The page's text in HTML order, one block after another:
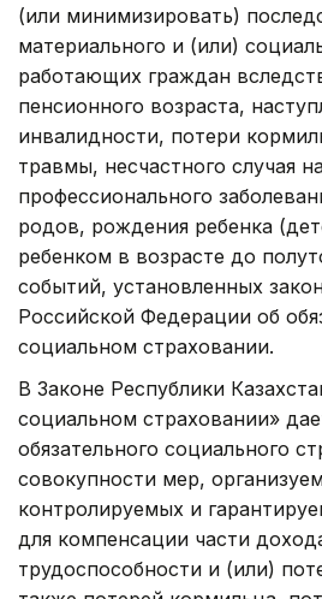
(или минимизировать)
материального и (или)
работающих граждан
пенсионного возраста,
инвалидности, потери
травмы, несчастного случая
профессионального
родов, рождения ребенка
ребенком в возрасте до
событий, установленных
Российской Федерации об
социальном страховании.
В Законе Республики
социальном страховании»
обязательного социального
совокупности мер,
контролируемых и
для компенсации части
трудоспособности и (или)